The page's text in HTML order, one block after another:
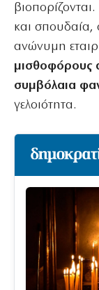
και σπουδαία,
ανώνυμη
μισθοφόρους
συμβόλαια
γελοιότητα.